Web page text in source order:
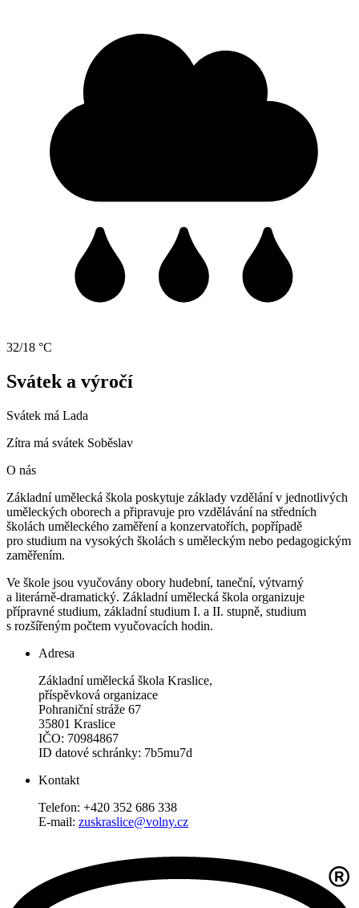
32/18 °C
Svátek a výročí
Svátek má Lada
Zítra má svátek Soběslav
O nás
Základní umělecká škola poskytuje základy vzdělání v jednotlivých
uměleckých oborech a připravuje pro vzdělávání na středních
školách uměleckého zaměření a konzervatořích, popřípadě
pro studium na vysokých školách s uměleckým nebo pedagogickým
zaměřením.
Ve škole jsou vyučovány obory hudební, taneční, výtvarný
a literárně-dramatický. Základní umělecká škola organizuje
přípravné studium, základní studium I. a II. stupně, studium
s rozšířeným počtem vyučovacích hodin.
Adresa
Základní umělecká škola Kraslice,
příspěvková organizace
Pohraniční stráže 67
35801 Kraslice
IČO: 70984867
ID datové schránky: 7b5mu7d
Kontakt
Telefon: +420 352 686 338
E-mail: zuskraslice@volny.cz